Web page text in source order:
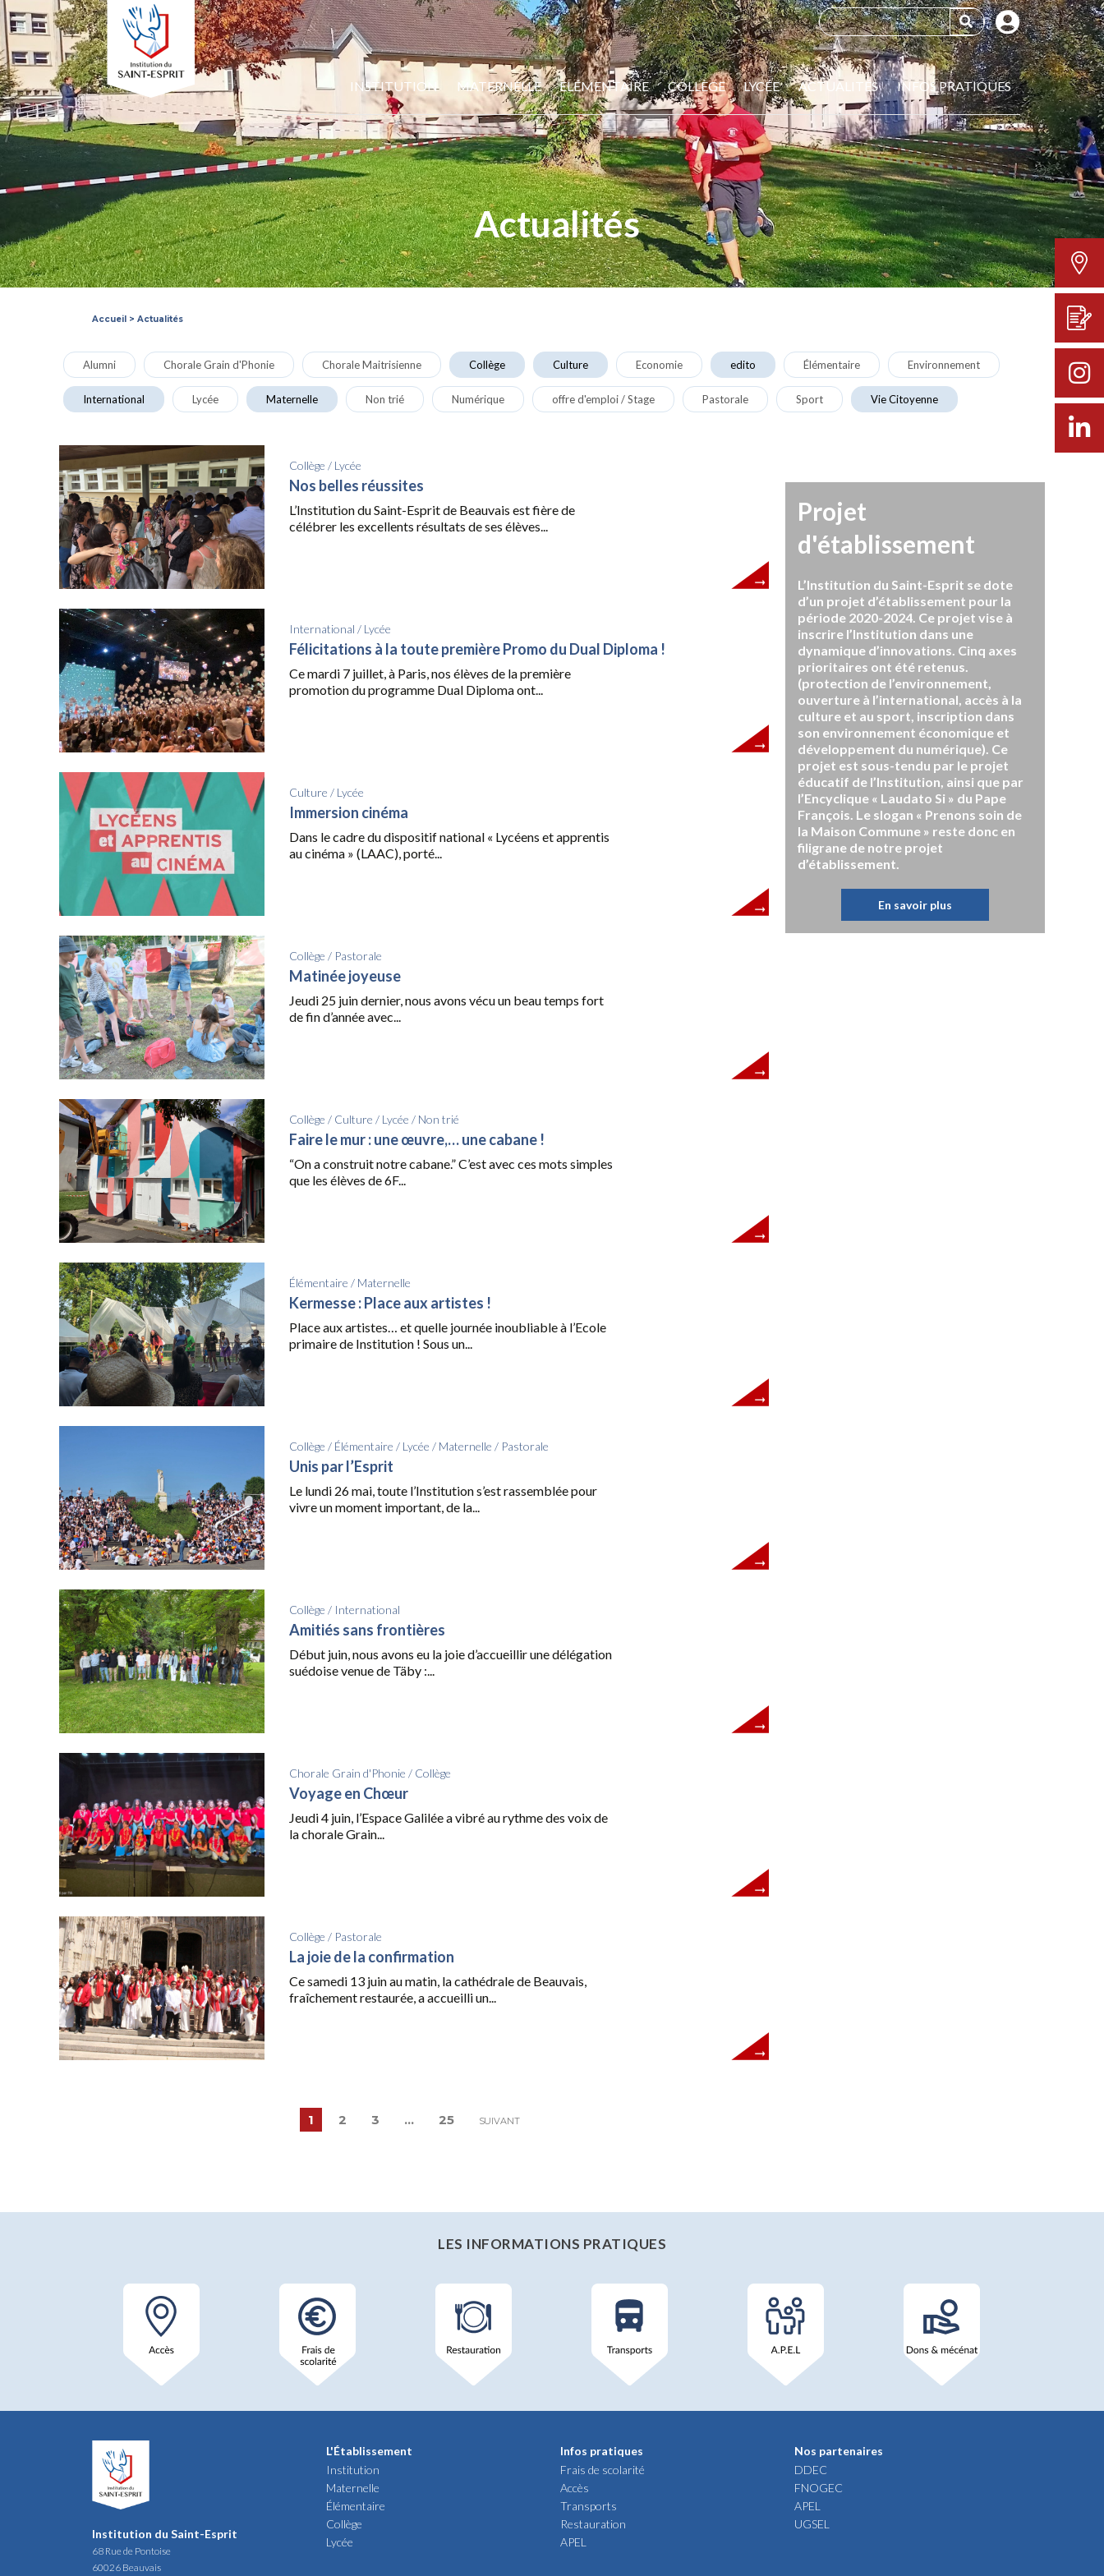
INSTITUTION MATERNELLE ELÉMENTAIRE COLLÈGE LYCÉE ACTUALITÉS INFOS PRATIQUES
Actualités
Accueil > Actualités
Alumni Chorale Grain d'Phonie Chorale Maitrisienne Collège Culture Economie edito Élémentaire Environnement
International Lycée Maternelle Non trié Numérique offre d'emploi / Stage Pastorale Sport Vie Citoyenne
Collège / Lycée
Nos belles réussites
L’Institution du Saint-Esprit de Beauvais est fière de
célébrer les excellents résultats de ses élèves...
International / Lycée
Félicitations à la toute première Promo du Dual Diploma !
Ce mardi 7 juillet, à Paris, nos élèves de la première
promotion du programme Dual Diploma ont...
Culture / Lycée
Immersion cinéma
Dans le cadre du dispositif national « Lycéens et apprentis
au cinéma » (LAAC), porté...
Collège / Pastorale
Matinée joyeuse
Jeudi 25 juin dernier, nous avons vécu un beau temps fort
de fin d’année avec...
Collège / Culture / Lycée / Non trié
Faire le mur : une œuvre,… une cabane !
“On a construit notre cabane.” C’est avec ces mots simples
que les élèves de 6F...
Élémentaire / Maternelle
Kermesse : Place aux artistes !
Place aux artistes… et quelle journée inoubliable à l’Ecole
primaire de Institution ! Sous un...
Collège / Élémentaire / Lycée / Maternelle / Pastorale
Unis par l’Esprit
Le lundi 26 mai, toute l’Institution s’est rassemblée pour
vivre un moment important, de la...
Collège / International
Amitiés sans frontières
Début juin, nous avons eu la joie d’accueillir une délégation
suédoise venue de Täby :...
Chorale Grain d'Phonie / Collège
Voyage en Chœur
Jeudi 4 juin, l’Espace Galilée a vibré au rythme des voix de
la chorale Grain...
Collège / Pastorale
La joie de la confirmation
Ce samedi 13 juin au matin, la cathédrale de Beauvais,
fraîchement restaurée, a accueilli un...
1 2 3 … 25 SUIVANT
Projet
d'établissement
L’Institution du Saint-Esprit se dote
d’un projet d’établissement pour la
période 2020-2024. Ce projet vise à
inscrire l’Institution dans une
dynamique d’innovations. Cinq axes
prioritaires ont été retenus.
(protection de l’environnement,
ouverture à l’international, accès à la
culture et au sport, inscription dans
son environnement économique et
développement du numérique). Ce
projet est sous-tendu par le projet
éducatif de l’Institution, ainsi que par
l’Encyclique « Laudato Si » du Pape
François. Le slogan « Prenons soin de
la Maison Commune » reste donc en
filigrane de notre projet
d’établissement.
En savoir plus
LES INFORMATIONS PRATIQUES
Institution du Saint-Esprit
68 Rue de Pontoise
60026 Beauvais
L'Établissement
Institution
Maternelle
Élémentaire
Collège
Lycée
Infos pratiques
Frais de scolarité
Accès
Transports
Restauration
APEL
Nos partenaires
DDEC
FNOGEC
APEL
UGSEL